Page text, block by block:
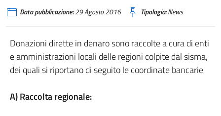
Data pubblicazione:29 Agosto 2016 Tipologia:News
Donazioni dirette in denaro sono raccolte a cura di enti
e amministrazioni locali delle regioni colpite dal sisma,
dei quali si riportano di seguito le coordinate bancarie
A) Raccolta regionale: